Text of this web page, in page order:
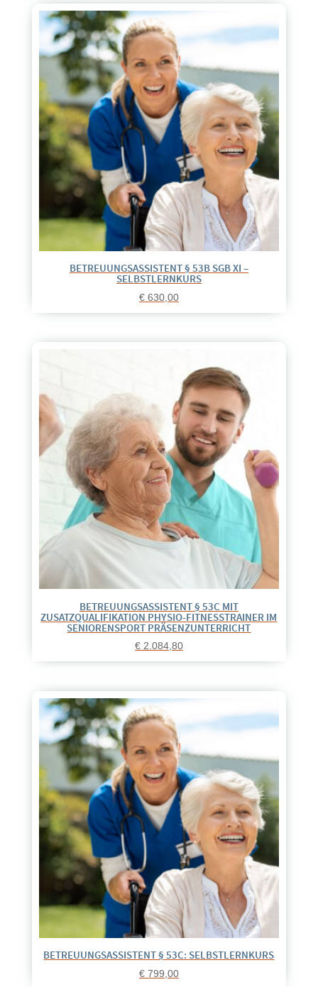
BETREUUNGSASSISTENT § 53B SGB XI –
SELBSTLERNKURS
€630,00
BETREUUNGSASSISTENT § 53C MIT
ZUSATZQUALIFIKATION PHYSIO-FITNESSTRAINER IM
SENIORENSPORT PRÄSENZUNTERRICHT
€2.084,80
BETREUUNGSASSISTENT § 53C: SELBSTLERNKURS
€799,00